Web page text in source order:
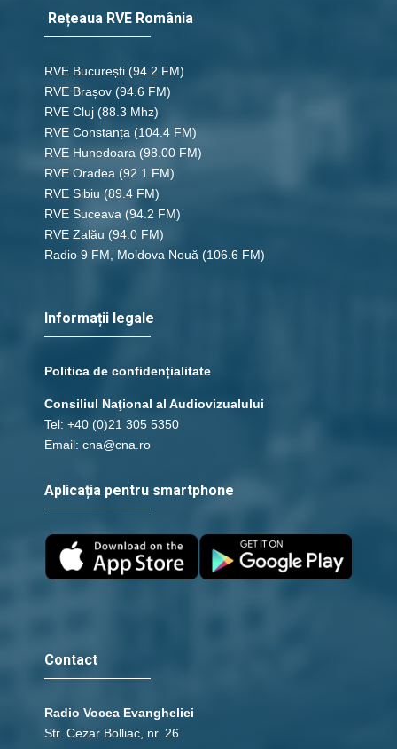
Rețeaua RVE România
RVE București (94.2 FM)
RVE Brașov (94.6 FM)
RVE Cluj (88.3 Mhz)
RVE Constanța (104.4 FM)
RVE Hunedoara (98.00 FM)
RVE Oradea (92.1 FM)
RVE Sibiu (89.4 FM)
RVE Suceava (94.2 FM)
RVE Zalău (94.0 FM)
Radio 9 FM, Moldova Nouă (106.6 FM)
Informații legale
Politica de confidențialitate
Consiliul Naţional al Audiovizualului
Tel: +40 (0)21 305 5350
Email: cna@cna.ro
Aplicația pentru smartphone
Contact
Radio Vocea Evangheliei
Str. Cezar Bolliac, nr. 26